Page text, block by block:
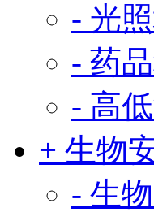
- 光
- 药
- 高
+ 生物
- 生